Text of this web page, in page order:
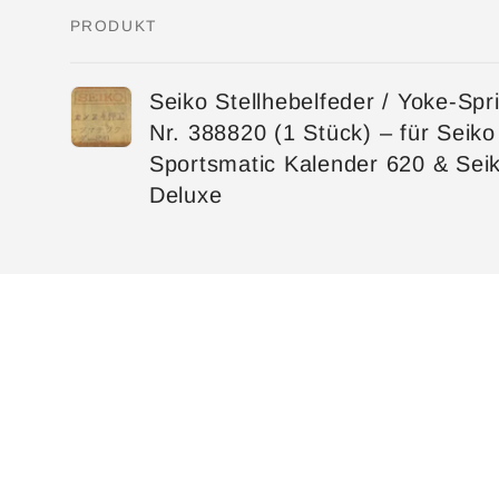
Warenkorb
PRODUKT
Seiko Stellhebelfeder / Yoke-
Nr. 388820 (1 Stück) – für Seiko
Sportsmatic Kalender 620 &
Deluxe